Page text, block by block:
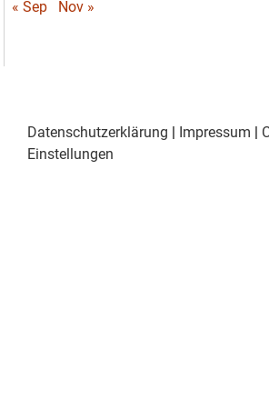
« Sep
Nov »
Datenschutzerklärung | Impressum |
Einstellungen